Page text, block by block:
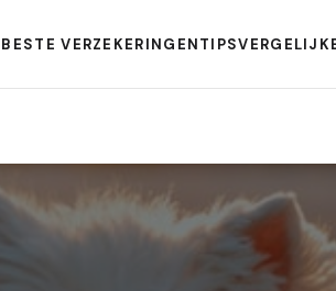
BESTE VERZEKERINGENTIPS